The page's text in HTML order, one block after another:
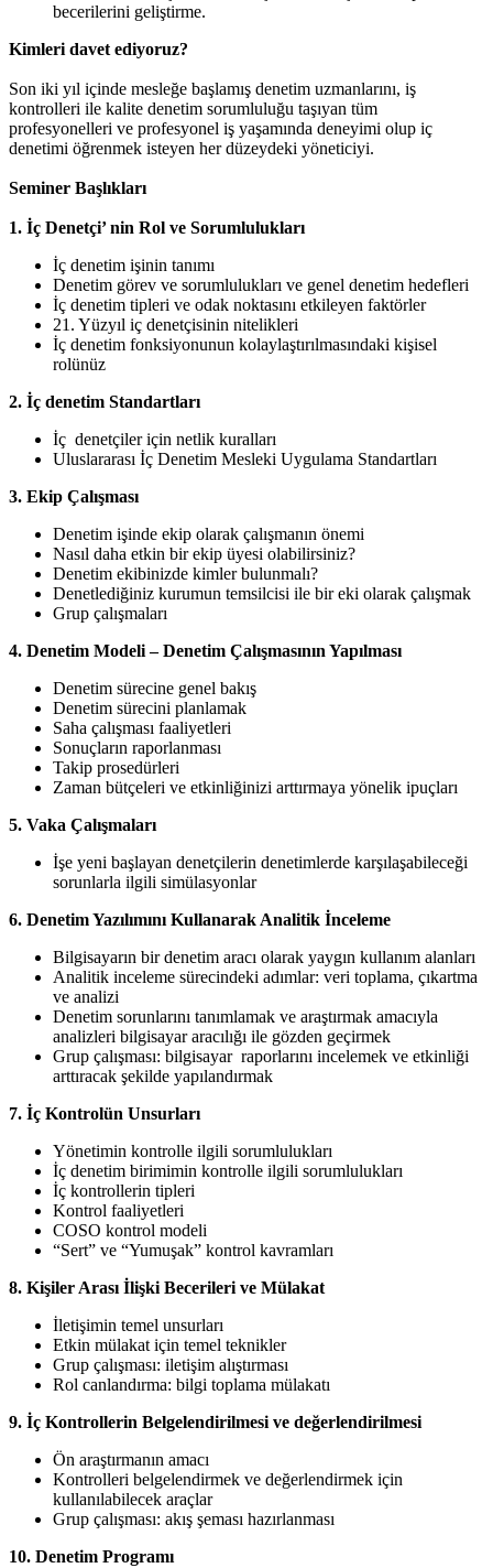
becerilerini geliştirme.
Kimleri davet ediyoruz?
Son iki yıl içinde mesleğe başlamış denetim uzmanlarını, iş
kontrolleri ile kalite denetim sorumluluğu taşıyan tüm
profesyonelleri ve profesyonel iş yaşamında deneyimi olup iç
denetimi öğrenmek isteyen her düzeydeki yöneticiyi.
Seminer Başlıkları
1. İç Denetçi’ nin Rol ve Sorumlulukları
İç denetim işinin tanımı
Denetim görev ve sorumlulukları ve genel denetim hedefleri
İç denetim tipleri ve odak noktasını etkileyen faktörler
21. Yüzyıl iç denetçisinin nitelikleri
İç denetim fonksiyonunun kolaylaştırılmasındaki kişisel
rolünüz
2. İç denetim Standartları
İç denetçiler için netlik kuralları
Uluslararası İç Denetim Mesleki Uygulama Standartları
3. Ekip Çalışması
Denetim işinde ekip olarak çalışmanın önemi
Nasıl daha etkin bir ekip üyesi olabilirsiniz?
Denetim ekibinizde kimler bulunmalı?
Denetlediğiniz kurumun temsilcisi ile bir eki olarak çalışmak
Grup çalışmaları
4. Denetim Modeli – Denetim Çalışmasının Yapılması
Denetim sürecine genel bakış
Denetim sürecini planlamak
Saha çalışması faaliyetleri
Sonuçların raporlanması
Takip prosedürleri
Zaman bütçeleri ve etkinliğinizi arttırmaya yönelik ipuçları
5. Vaka Çalışmaları
İşe yeni başlayan denetçilerin denetimlerde karşılaşabileceği
sorunlarla ilgili simülasyonlar
6. Denetim Yazılımını Kullanarak Analitik İnceleme
Bilgisayarın bir denetim aracı olarak yaygın kullanım alanları
Analitik inceleme sürecindeki adımlar: veri toplama, çıkartma
ve analizi
Denetim sorunlarını tanımlamak ve araştırmak amacıyla
analizleri bilgisayar aracılığı ile gözden geçirmek
Grup çalışması: bilgisayar raporlarını incelemek ve etkinliği
arttıracak şekilde yapılandırmak
7. İç Kontrolün Unsurları
Yönetimin kontrolle ilgili sorumlulukları
İç denetim birimimin kontrolle ilgili sorumlulukları
İç kontrollerin tipleri
Kontrol faaliyetleri
COSO kontrol modeli
“Sert” ve “Yumuşak” kontrol kavramları
8. Kişiler Arası İlişki Becerileri ve Mülakat
İletişimin temel unsurları
Etkin mülakat için temel teknikler
Grup çalışması: iletişim alıştırması
Rol canlandırma: bilgi toplama mülakatı
9. İç Kontrollerin Belgelendirilmesi ve değerlendirilmesi
Ön araştırmanın amacı
Kontrolleri belgelendirmek ve değerlendirmek için
kullanılabilecek araçlar
Grup çalışması: akış şeması hazırlanması
10. Denetim Programı